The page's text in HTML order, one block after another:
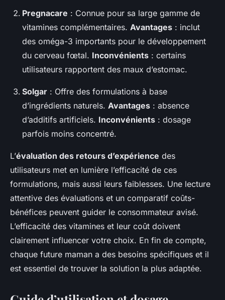
Pregnacare : Connue pour sa large gamme de
vitamines complémentaires. Avantages : inclut
des oméga-3 importants pour le développement
du cerveau fœtal. Inconvénients : certains
utilisateurs rapportent des maux d’estomac.
Solgar : Offre des formulations à base
d’ingrédients naturels. Avantages : absence
d’additifs artificiels. Inconvénients : dosage
parfois moins concentré.
L’évaluation des retours d’expérience des
utilisateurs met en lumière l’efficacité de ces
formulations, mais aussi leurs faiblesses. Une lecture
attentive des évaluations et un comparatif coûts-
bénéfices peuvent guider le consommateur avisé.
L’efficacité des vitamines et leur coût doivent
clairement influencer votre choix. En fin de compte,
chaque future maman a des besoins spécifiques et il
est essentiel de trouver la solution la plus adaptée.